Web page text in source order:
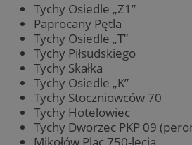
Tychy Osiedle „Z1”
Paprocany Pętla
Tychy Osiedle „T”
Tychy Piłsudskiego
Tychy Skałka
Tychy Osiedle „K”
Tychy Stoczniowców 70
Tychy Hotelowiec
Tychy Dworzec PKP 09